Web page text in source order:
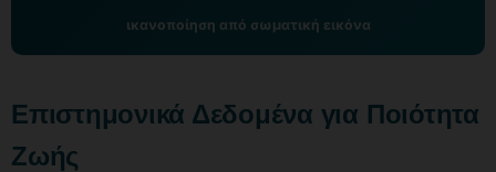
ικανοποίηση από σωματική εικόνα
Επιστημονικά Δεδομένα για Ποιότητα
Ζωής